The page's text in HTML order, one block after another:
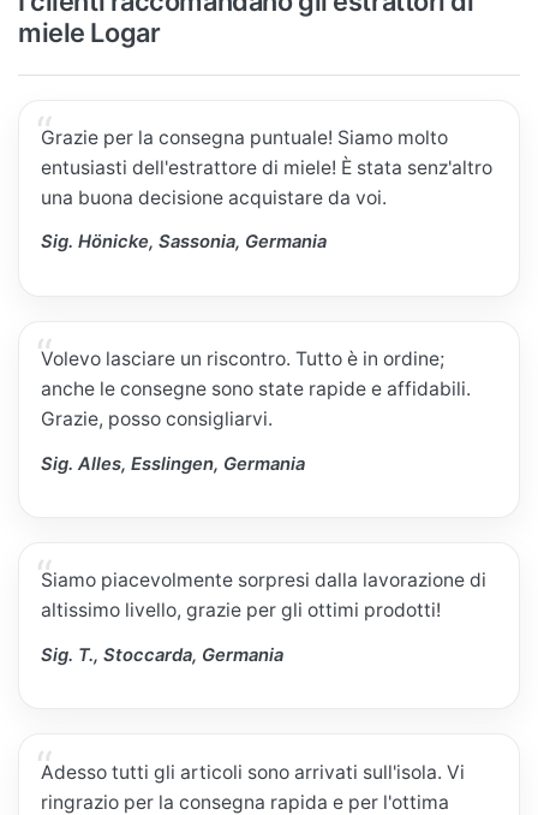
miele Logar
Grazie per la consegna puntuale! Siamo molto
entusiasti dell'estrattore di miele! È stata senz'altro
una buona decisione acquistare da voi.
Sig. Hönicke, Sassonia, Germania
Volevo lasciare un riscontro. Tutto è in ordine;
anche le consegne sono state rapide e affidabili.
Grazie, posso consigliarvi.
Sig. Alles, Esslingen, Germania
Siamo piacevolmente sorpresi dalla lavorazione di
altissimo livello, grazie per gli ottimi prodotti!
Sig. T., Stoccarda, Germania
Adesso tutti gli articoli sono arrivati sull'isola. Vi
ringrazio per la consegna rapida e per l'ottima